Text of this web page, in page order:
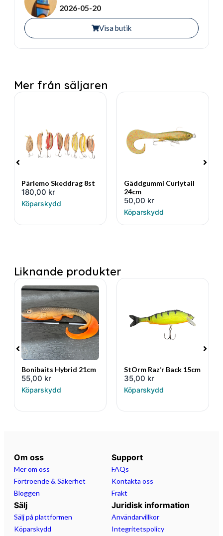
2026-05-20
Visa butik
Mer från säljaren
Pärlemo Skeddrag 8st
180,00 kr
Köparskydd
Gäddgummi Curlytail
24cm
50,00 kr
Köparskydd
Liknande produkter
Bonibaits Hybrid 21cm
55,00 kr
Köparskydd
StOrm Raz’r Back 15cm
35,00 kr
Köparskydd
Om oss
Mer om oss
Förtroende & Säkerhet
Bloggen
Support
FAQs
Kontakta oss
Frakt
Sälj
Sälj på plattformen
Köparskydd
Juridisk information
Användarvillkor
Integritetspolicy